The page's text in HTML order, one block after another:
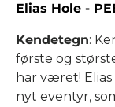
Elias Hole -
Kendetegn:
første og
har været!
nyt eventyr,